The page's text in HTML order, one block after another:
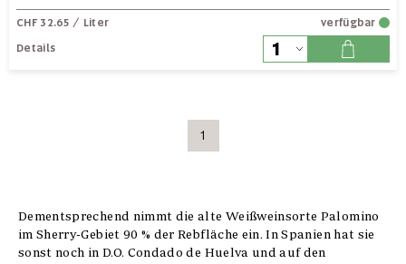
CHF 32.65 / Liter
verfügbar
Details
1
Dementsprechend nimmt die alte Weißweinsorte Palomino
im Sherry-Gebiet 90 % der Rebfläche ein. In Spanien hat sie
sonst noch in D.O. Condado de Huelva und auf den